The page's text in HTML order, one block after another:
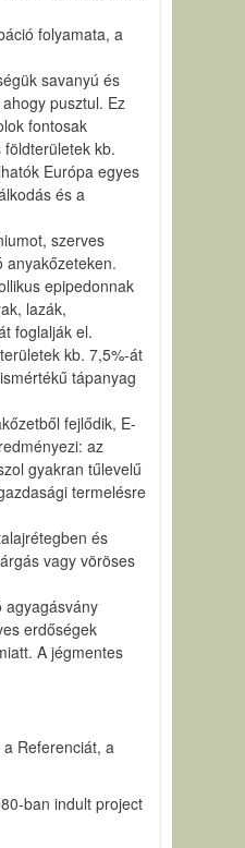
folyamata, a
savanyú és
pusztul. Ez
fontosak
kb.
Európa egyes
és a
szerves
anyakőzeteken.
epipedonnak
lazák,
foglalják el.
kb. 7,5%-át
tápanyag
fejlődik, E-
az
gyakran tűlevelű
termelésre
és
vagy vöröses
agyagásvány
erdőségek
A jégmentes
Referenciát, a
ban indult project